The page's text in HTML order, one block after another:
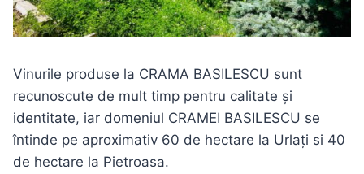
Vinurile produse la CRAMA BASILESCU sunt
recunoscute de mult timp pentru calitate și
identitate, iar domeniul CRAMEI BASILESCU se
întinde pe aproximativ 60 de hectare la Urlați si 40
de hectare la Pietroasa.